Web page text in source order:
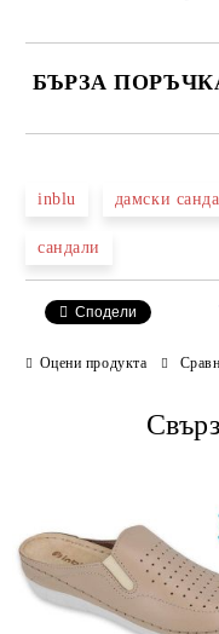
БЪРЗА
Ние ще се свържем с
inblu дамски
сандали
Сподели
Оцени продукта